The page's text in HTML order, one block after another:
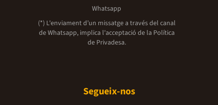
Whatsapp
(*) L'enviament d’un missatge a través del canal
de Whatsapp, implica l'acceptació de la Política
de Privadesa.
Segueix-nos